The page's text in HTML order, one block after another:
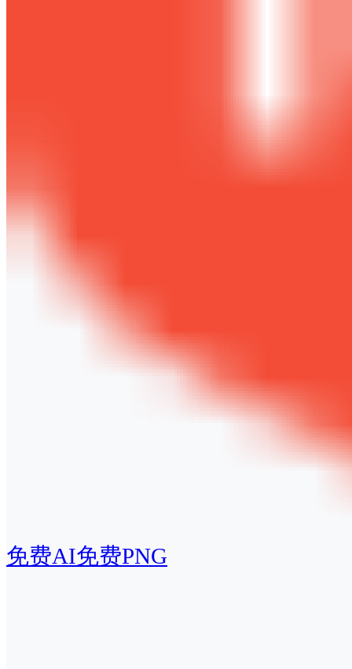
免费AI免费PNG